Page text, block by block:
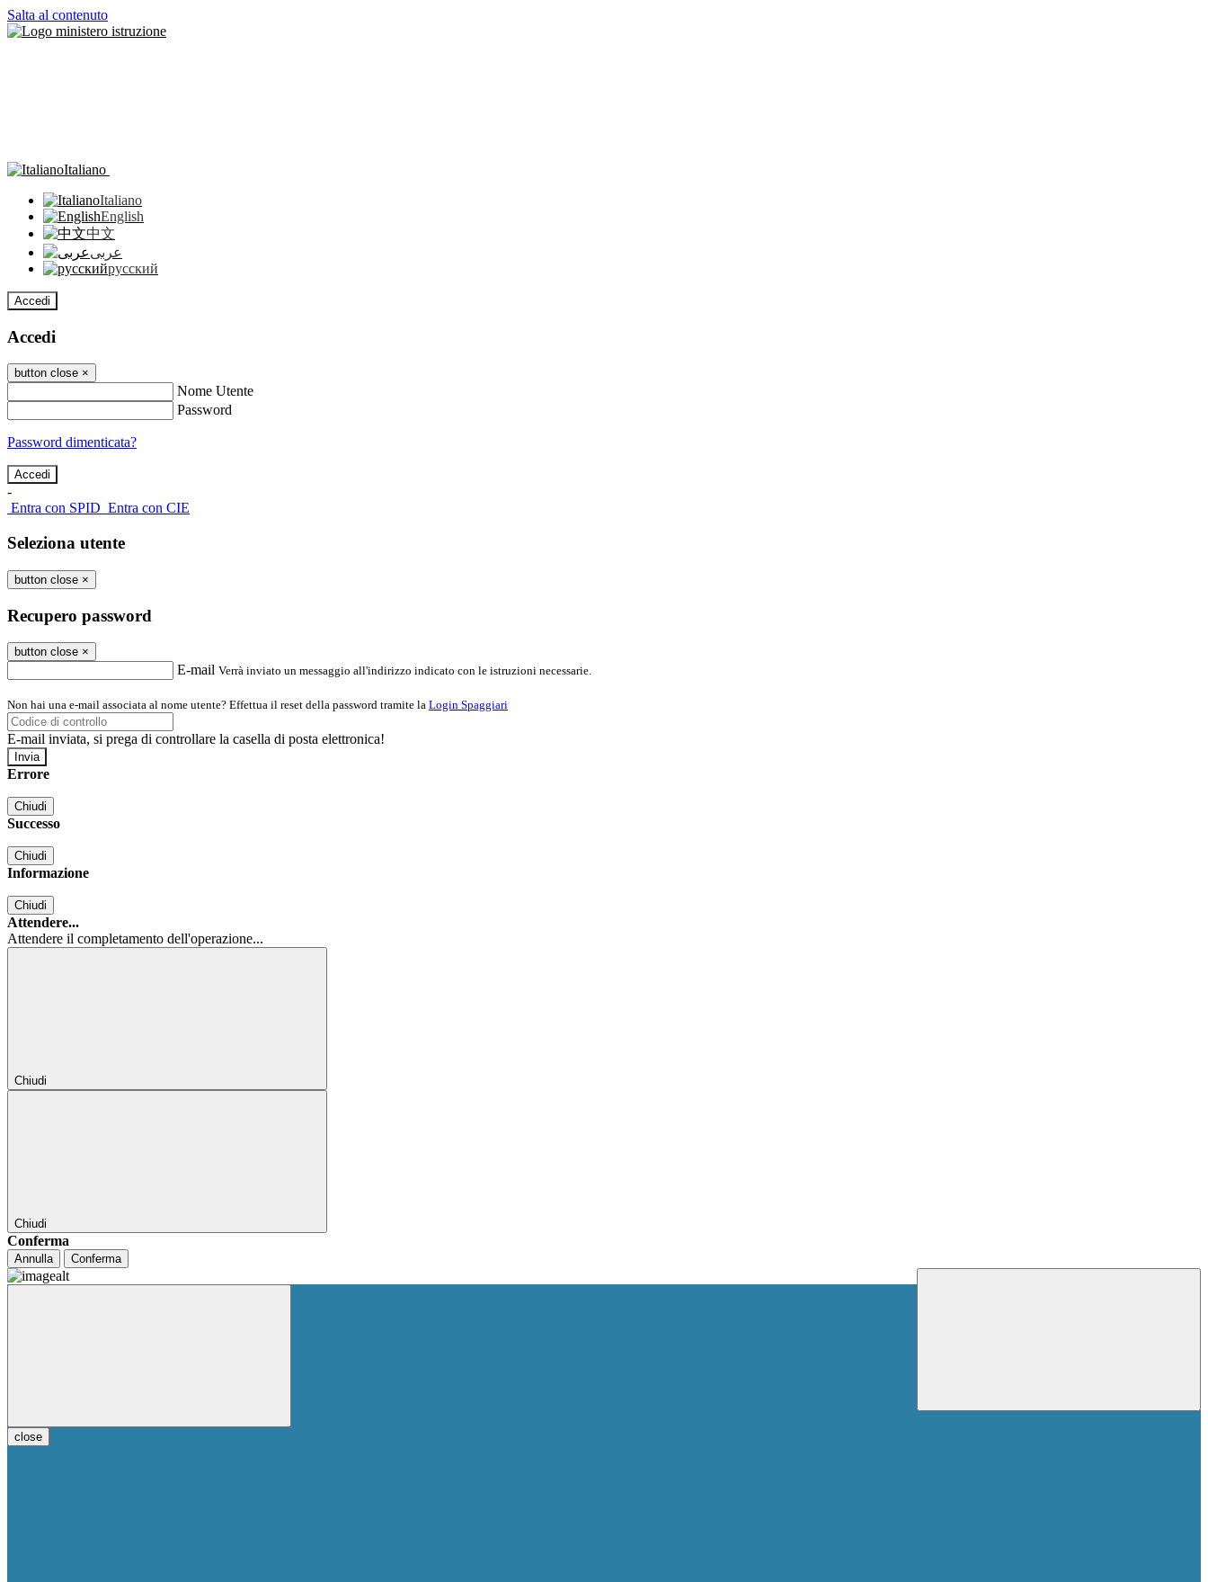
Salta al contenuto
Italiano
Italiano
English
中文
عربى
русский
Accedi
Accedi
button close ×
Nome Utente
Password
Password dimenticata?
-
Entra con SPID Entra con CIE
Seleziona utente
button close ×
Recupero password
button close ×
E-mail Verrà inviato un messaggio all'indirizzo indicato con le istruzioni necessarie.
Non hai una e-mail associata al nome utente? Effettua il reset della password tramite la Login Spaggiari
E-mail inviata, si prega di controllare la casella di posta elettronica!
Errore
Chiudi
Successo
Chiudi
Informazione
Chiudi
Attendere...
Attendere il completamento dell'operazione...
Chiudi
Chiudi
Conferma
Annulla Conferma
close